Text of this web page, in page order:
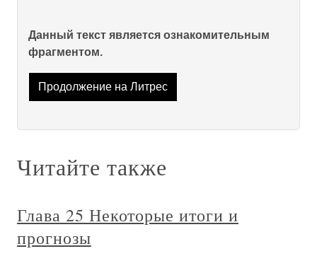
Данный текст является ознакомительным
фрагментом.
Продолжение на Литрес
Читайте также
Глава 25 Некоторые итоги и
прогнозы